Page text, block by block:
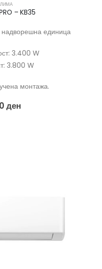
– KB35
единица
3.400 W
3.800 W
монтажа.
ден